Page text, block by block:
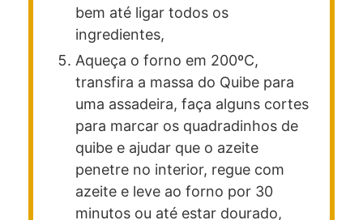
bem até ligar todos os
ingredientes,
Aqueça o forno em 200ºC,
transfira a massa do Quibe para
uma assadeira, faça alguns cortes
para marcar os quadradinhos de
quibe e ajudar que o azeite
penetre no interior, regue com
azeite e leve ao forno por 30
minutos ou até estar dourado,